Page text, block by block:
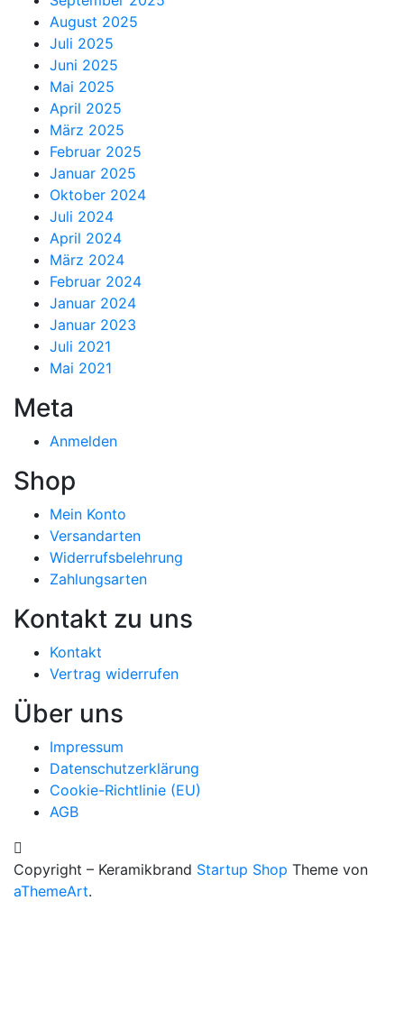
August 2025
Juli 2025
Juni 2025
Mai 2025
April 2025
März 2025
Februar 2025
Januar 2025
Oktober 2024
Juli 2024
April 2024
März 2024
Februar 2024
Januar 2024
Januar 2023
Juli 2021
Mai 2021
Meta
Anmelden
Shop
Mein Konto
Versandarten
Widerrufsbelehrung
Zahlungsarten
Kontakt zu uns
Kontakt
Vertrag widerrufen
Über uns
Impressum
Datenschutzerklärung
Cookie-Richtlinie (EU)
AGB
Copyright – Keramikbrand Startup Shop Theme von
aThemeArt.